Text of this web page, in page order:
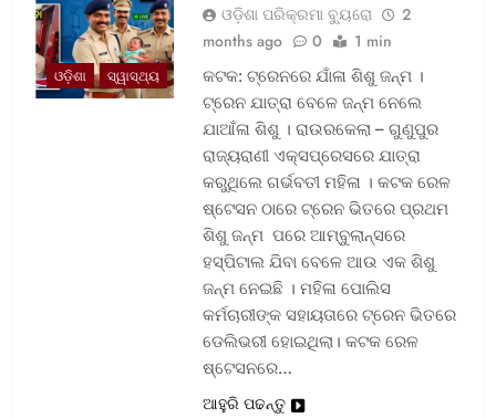
ଓଡ଼ିଶା ସ୍ୱାସ୍ଥ୍ୟ
ଓଡ଼ିଶା ପରିକ୍ରମା ବ୍ୟୁରୋ
2
months ago
0 1 min
କଟକ: ଟ୍ରେନରେ ଯାଁଳା ଶିଶୁ ଜନ୍ମ ।
ଟ୍ରେନ ଯାତ୍ରା ବେଳେ ଜନ୍ମ ନେଲେ
ଯାଆଁଳା ଶିଶୁ । ରାଉରକେଲା – ଗୁଣୁପୁର
ରାଜ୍ୟରାଣୀ ଏକ୍ସପ୍ରେସରେ ଯାତ୍ରା
କରୁଥିଲେ ଗର୍ଭବତୀ ମହିଳା । କଟକ ରେଳ
ଷ୍ଟେସନ ଠାରେ ଟ୍ରେନ ଭିତରେ ପ୍ରଥମ
ଶିଶୁ ଜନ୍ମ ପରେ ଆମ୍ବୁଲାନ୍ସରେ
ହସ୍ପିଟାଲ ଯିବା ବେଳେ ଆଉ ଏକ ଶିଶୁ
ଜନ୍ମ ନେଇଛି । ମହିଳା ପୋଲିସ
କର୍ମଚାରୀଙ୍କ ସହାୟତାରେ ଟ୍ରେନ ଭିତରେ
ଡେଲିଭରୀ ହୋଇଥିଲା। କଟକ ରେଳ
ଷ୍ଟେସନରେ…
ଆହୁରି ପଢନ୍ତୁ